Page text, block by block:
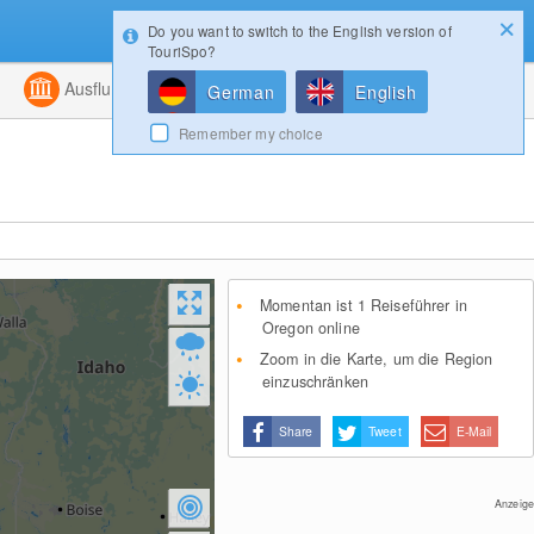
Kombiniert
Ausflugsziele Magazin
Momentan ist 1 Reiseführer in
Oregon online
Zoom in die Karte, um die Region
einzuschränken
Share Tweet E-Mail
Anzeige
Login
Do you want to switch to the English version of
TouriSpo?
German English
Remember my choice
Konfigurator Gewinnspiele